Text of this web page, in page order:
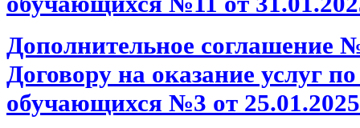
Дополнительное соглашение
Договору на оказание услуг
обучающихся №3 от